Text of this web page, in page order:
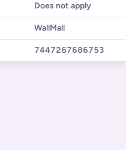
Does not apply
WallMall
7447267686753